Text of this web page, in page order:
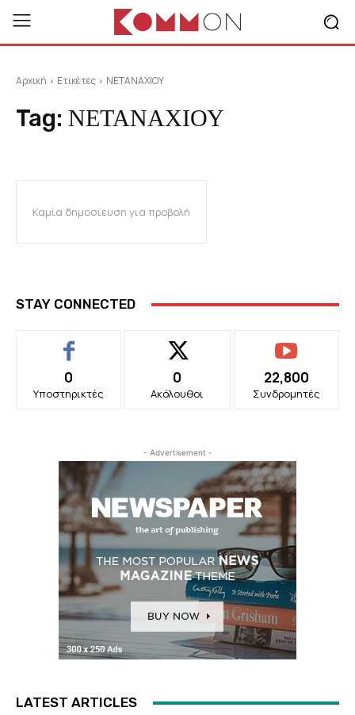
Αρχική Ετικέτες ΝΕΤΑΝΑΧΙΟΥ
Tag: ΝΕΤΑΝΑΧΙΟΥ
Καμία δημοσίευση για προβολή
STAY CONNECTED
0
Υποστηρικτές
0
Ακόλουθοι
22,800
Συνδρομητές
- Advertisement -
LATEST ARTICLES